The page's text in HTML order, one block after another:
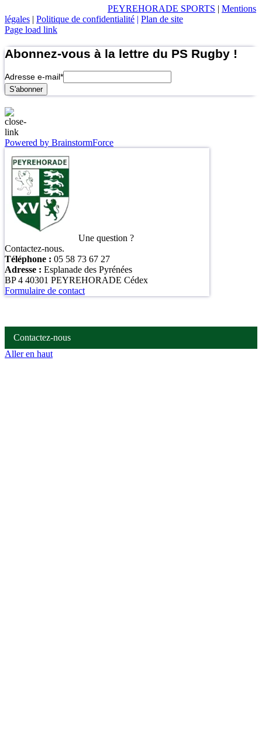
PEYREHORADE SPORTS | Mentions
légales | Politique de confidentialité | Plan de site
Page load link
Abonnez-vous à la lettre du PS Rugby !
Adresse e-mail*
Powered by BrainstormForce
Une question ?
Contactez-nous.
Téléphone : 05 58 73 67 27
Adresse : Esplanade des Pyrénées
BP 4 40301 PEYREHORADE Cédex
Formulaire de contact
Contactez-nous
Aller en haut